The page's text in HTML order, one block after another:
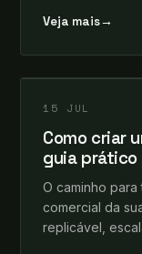
Veja mais→
INSIGHTS
15 JUL
Como criar
guia prático
O caminho
comercial da
replicável,